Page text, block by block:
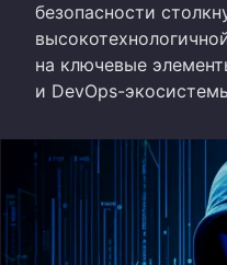
безопасности
на ключевые
и DevOps-